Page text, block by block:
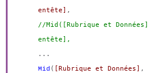
entête] ,
//Mid([Rubrique et
entête],
...
Mid ( [Rubrique et Données] ,